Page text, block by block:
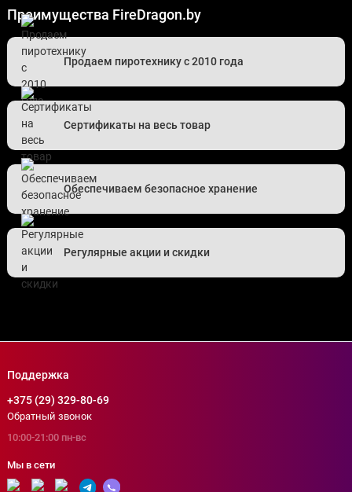
Преимущества FireDragon.by
Продаем пиротехнику с 2010 года
Сертификаты на весь товар
Обеспечиваем безопасное хранение
Регулярные акции и скидки
Поддержка
+375 (29) 329-80-69
Обратный звонок
10:00-21:00 пн-вс
Мы в сети